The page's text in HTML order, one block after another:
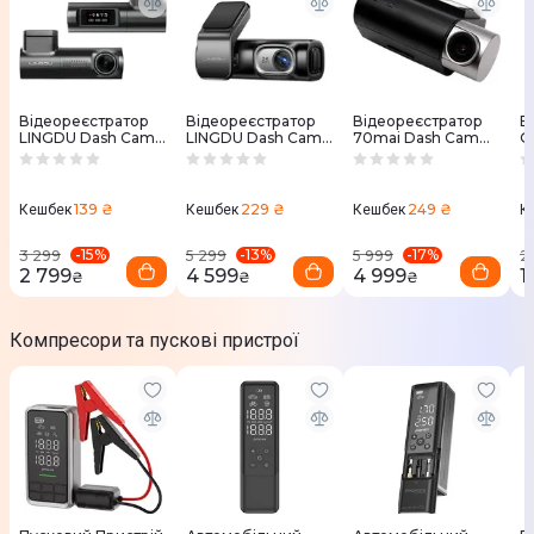
Відеореєстратор
LINGDU Dash Cam
D100
Кешбек139 ₴
3 299 -15%
2 799₴
Відеореєстратор
LINGDU Dash Cam
D200 + Micro SD
Кешбек 229 ₴
5 299 -13%
4 599₴
Відеореєстратор
70mai Dash Cam
A500S-1
Кешбек 249 ₴
5 999 -17%
4 999₴
2
1
Компресори та пускові пристрої